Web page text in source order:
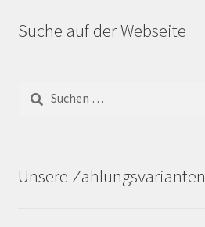
Suche auf der Webseite
Suchen
nach:
Unsere Zahlungsvarianten